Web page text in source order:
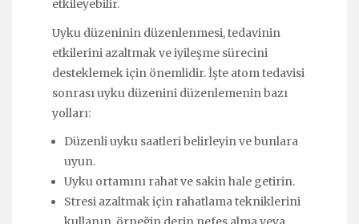
etkileyebilir.
Uyku düzeninin düzenlenmesi, tedavinin
etkilerini azaltmak ve iyileşme sürecini
desteklemek için önemlidir. İşte atom tedavisi
sonrası uyku düzenini düzenlemenin bazı
yolları:
Düzenli uyku saatleri belirleyin ve bunlara
uyun.
Uyku ortamını rahat ve sakin hale getirin.
Stresi azaltmak için rahatlama tekniklerini